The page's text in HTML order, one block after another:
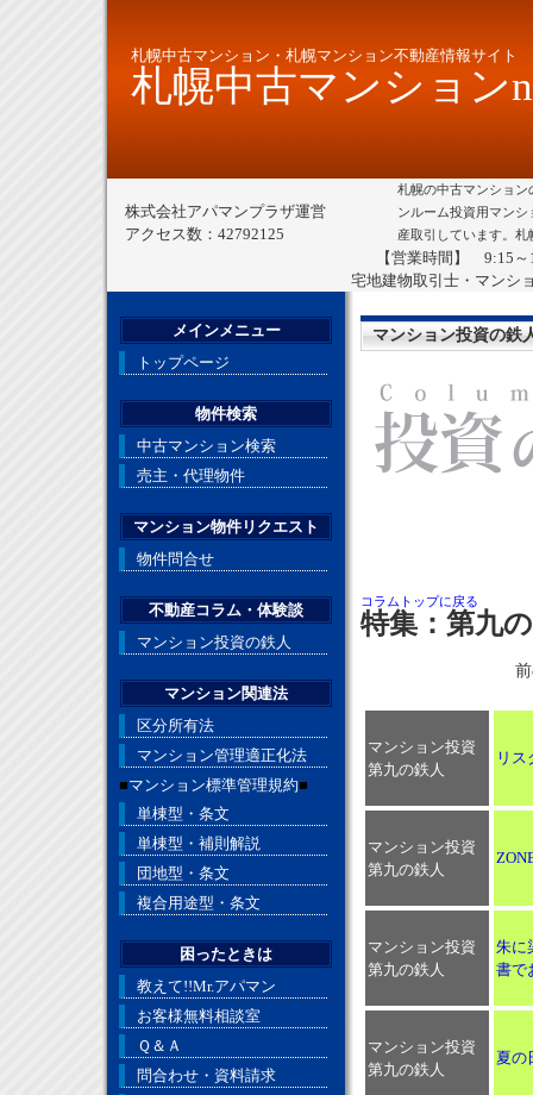
札幌中古マンション・札幌マンション不動産情報サイト
札幌中古マンション
株式会社アパマンプラザ運営
アクセス数：42792125
札幌の中古マンショ
ンルーム投資用マン
産取引しています。
【営業時間】 9:15
宅地建物取引士・マンシ
マンション投資の
コラムトップに戻る
特集：第九
マンション投資
第九の鉄人
リ
マンション投資
第九の鉄人
マンション投資
第九の鉄人
朱に
書で
マンション投資
第九の鉄人
夏の
メインメニュー
トップページ
物件検索
中古マンション検索
売主・代理物件
マンション物件リクエスト
物件問合せ
不動産コラム・体験談
マンション投資の鉄人
マンション関連法
区分所有法
マンション管理適正化法
■マンション標準管理規約■
単棟型・条文
単棟型・補則解説
団地型・条文
複合用途型・条文
困ったときは
教えて!!Mr.アパマン
お客様無料相談室
Ｑ＆Ａ
問合わせ・資料請求